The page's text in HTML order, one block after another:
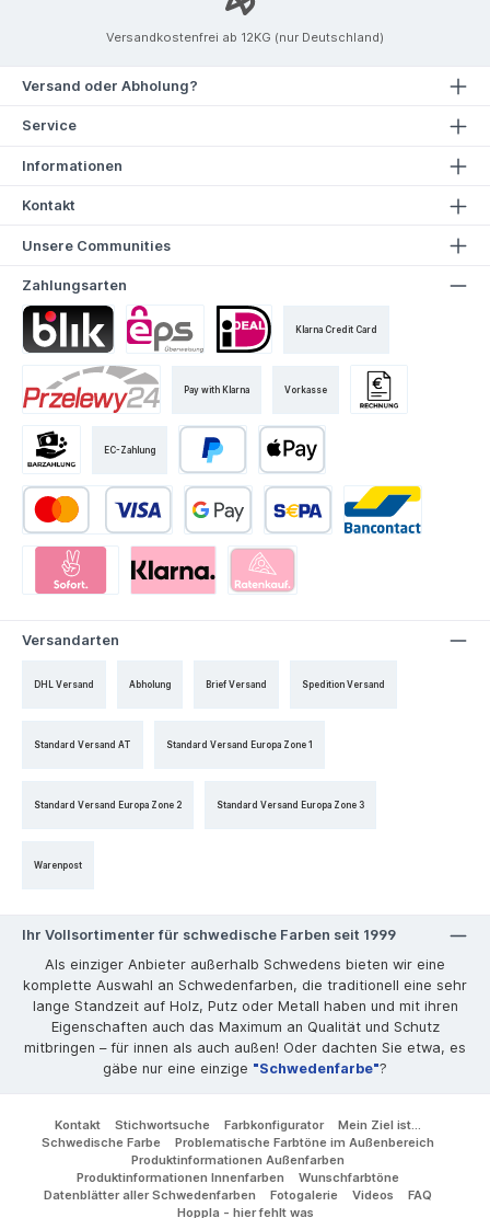
Versandkostenfrei ab 12KG (nur Deutschland)
Versand oder Abholung?
Service
Informationen
Kontakt
Unsere Communities
Zahlungsarten
Klarna Credit Card
Pay with Klarna Vorkasse
EC-Zahlung
Versandarten
DHL Versand Abholung Brief Versand Spedition Versand
Standard Versand AT Standard Versand Europa Zone 1
Standard Versand Europa Zone 2 Standard Versand Europa Zone 3
Warenpost
Ihr Vollsortimenter für schwedische Farben seit 1999
Als einziger Anbieter außerhalb Schwedens bieten wir eine
komplette Auswahl an Schwedenfarben, die traditionell eine sehr
lange Standzeit auf Holz, Putz oder Metall haben und mit ihren
Eigenschaften auch das Maximum an Qualität und Schutz
mitbringen – für innen als auch außen! Oder dachten Sie etwa, es
gäbe nur eine einzige "Schwedenfarbe"?
Kontakt Stichwortsuche Farbkonfigurator
Mein Ziel ist...
Schwedische Farbe
Problematische Farbtöne im Außenbereich
Produktinformationen Außenfarben
Produktinformationen Innenfarben
Wunschfarbtöne
Datenblätter aller Schwedenfarben
Fotogalerie Videos
FAQ
Hoppla - hier fehlt was